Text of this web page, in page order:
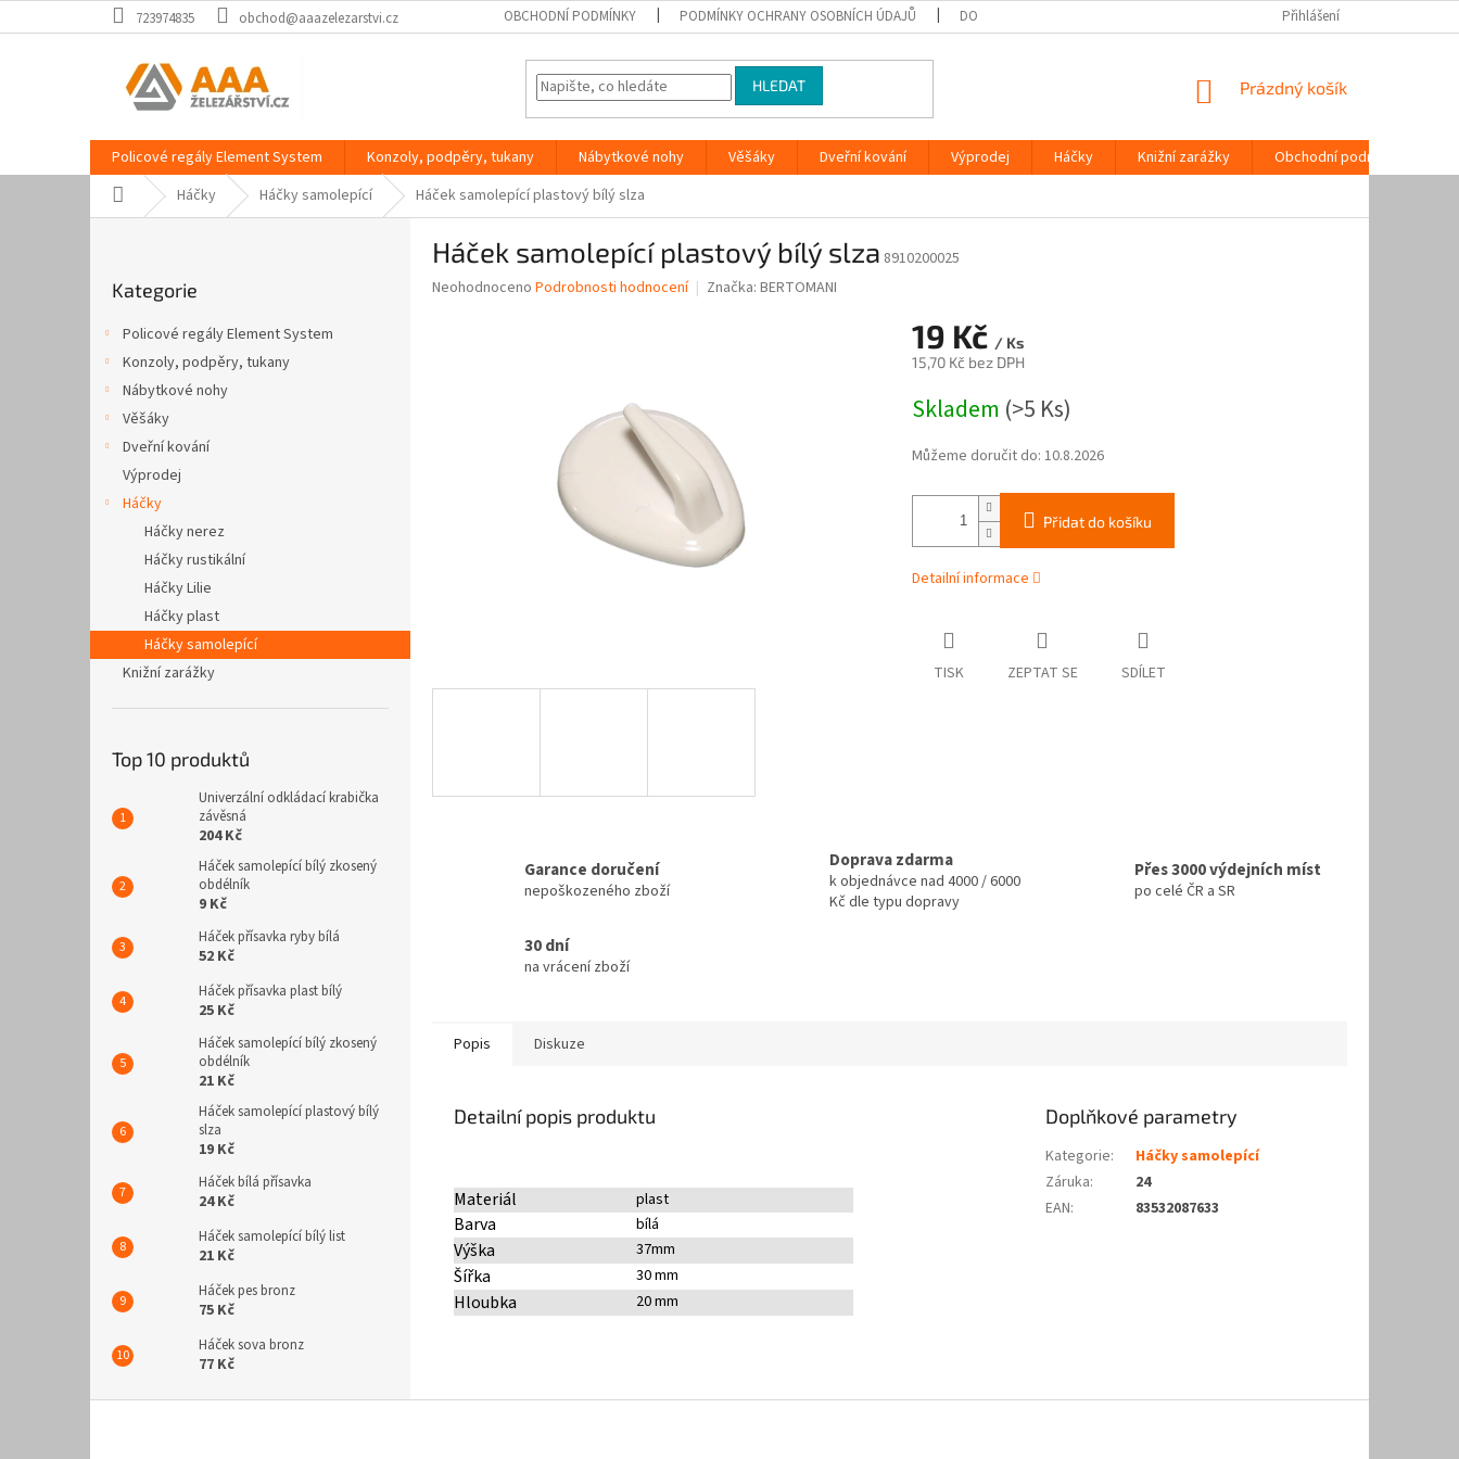
na
723974835 obchod@aaazelezarstvi.cz OBCHODNÍ PODMÍNKY PODMÍNKY OCHRANY OSOBNÍCH ÚDAJŮ DOPRAVA | ORIGINÁLNÍ REGÁLOVÉ SYSTÉMY | AAA ŽELEZÁŘSTVÍ
Přihlášení
HLEDAT
NÁKUPNÍ
Prázdný košík
Policové regály Element System Konzoly, podpěry, tukany Nábytkové nohy Věšáky Dveřní kování Výprodej Háčky Knižní zarážky Obchodní podmínky
Domů Háčky Háčky samolepící Háček samolepící plastový bílý slza
kategorie
Kategorie
Policové regály Element System
Konzoly, podpěry, tukany
Nábytkové nohy
Věšáky
Dveřní kování
Výprodej
Háčky
Háčky nerez
Háčky rustikální
Háčky Lilie
Háčky plast
Háčky samolepící
Knižní zarážky
Top 10 produktů
Univerzální odkládací krabička
závěsná
204 Kč
Háček samolepící bílý zkosený
obdélník
9 Kč
Háček přísavka ryby bílá
52 Kč
Háček přísavka plast bílý
25 Kč
Háček samolepící bílý zkosený
obdélník
21 Kč
Háček samolepící plastový bílý
slza
19 Kč
Háček bílá přísavka
24 Kč
Háček samolepící bílý list
21 Kč
Háček pes bronz
75 Kč
Háček sova bronz
77 Kč
Háček samolepící plastový bílý slza 8910200025
Průměrné
Neohodnoceno Podrobnosti hodnocení Značka: BERTOMANI
19 Kč / Ks
15,70 Kč bez DPH
cena:
Skladem (>5 Ks)
Můžeme doručit do: 10.8.2026
Přidat do košíku
Detailní informace
TISK ZEPTAT SE SDÍLET
Garance doručení
nepoškozeného zboží
Doprava zdarma
k objednávce nad 4000 / 6000
Kč dle typu dopravy
Přes 3000 výdejních míst
po celé ČR a SR
30 dní
na vrácení zboží
Popis Diskuze
Detailní popis produktu
Materiál plast
Barva bílá
Výška 37mm
Šířka 30 mm
Hloubka 20 mm
Doplňkové parametry
Kategorie:
Háčky samolepící
Záruka:
24
EAN: 83532087633